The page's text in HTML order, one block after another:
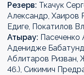
Резерв: Ткачук
Александр, Хаиров
Едиге, Покатилов
Атырау:
Аденидже
Аблитаров Ризван,
46.), Сикимич